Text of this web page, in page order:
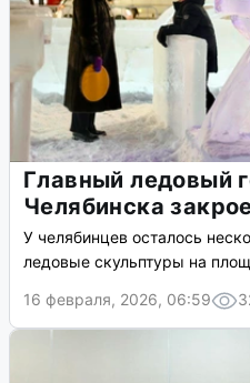
Главный ледовый
Челябинска
У челябинцев осталось
ледовые скульптуры на
16 февраля, 2026, 06:59